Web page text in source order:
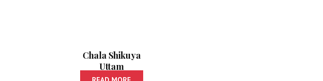
Chala Shikuya
Uttam
Nibandhalekhan |